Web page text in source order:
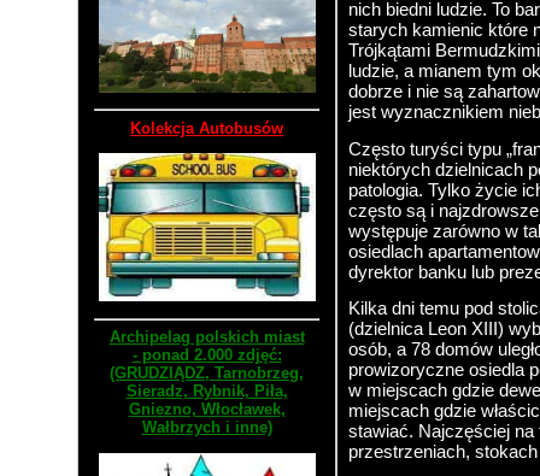
Kolekcja Autobusów
Archipelag polskich miast
- ponad 2.000 zdjęć:
(GRUDZIĄDZ, Tarnobrzeg,
Sieradz, Rybnik, Piła,
Gniezno, Włocławek,
Wałbrzych i inne)
nich biedni ludzie. To
starych kamienic które
Trójkątami
ludzie, a mianem tym
dobrze i nie są
jest wyznacznikiem
Często turyści typu
niektórych dzielnicach
patologia. Tylko życie
często są i
występuje zarówno w
osiedlach
dyrektor banku lub
Kilka dni temu pod
(dzielnica Leon XIII)
osób, a 78 domów
prowizoryczne osiedla
w miejscach gdzie
miejscach gdzie
stawiać. Najczęściej na
przestrzeniach,